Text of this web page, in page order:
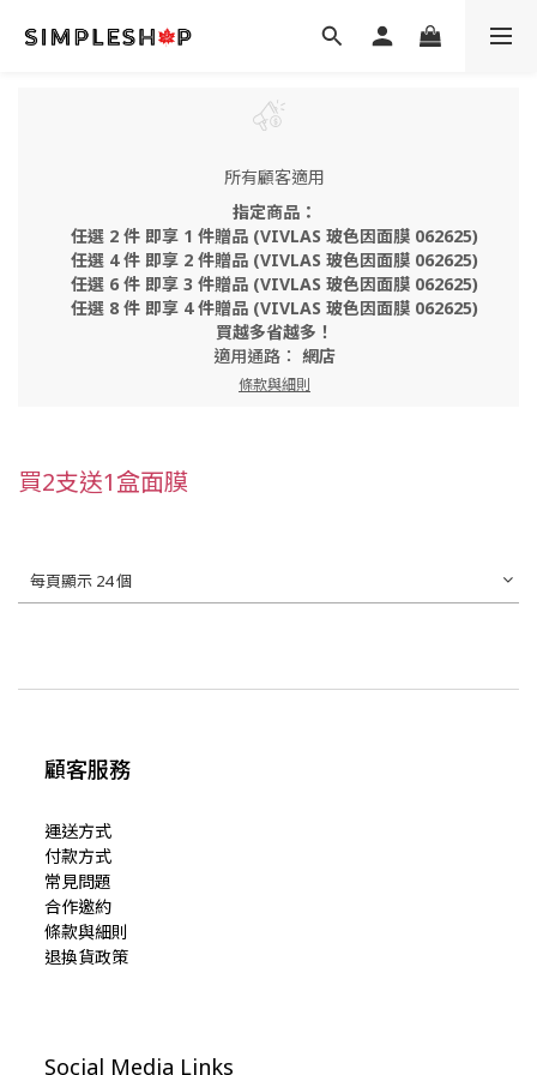
所有顧客適用
指定商品：
任選 2 件 即享 1 件贈品 (VIVLAS 玻色因面膜 062625)
任選 4 件 即享 2 件贈品 (VIVLAS 玻色因面膜 062625)
任選 6 件 即享 3 件贈品 (VIVLAS 玻色因面膜 062625)
任選 8 件 即享 4 件贈品 (VIVLAS 玻色因面膜 062625)
買越多省越多！
適用通路： 網店
條款與細則
買2支送1盒面膜
每頁顯示 24 個
顧客服務
運送方式
付款方式
常見問題
合作邀約
條款與細則
退換貨政策
Social Media Links